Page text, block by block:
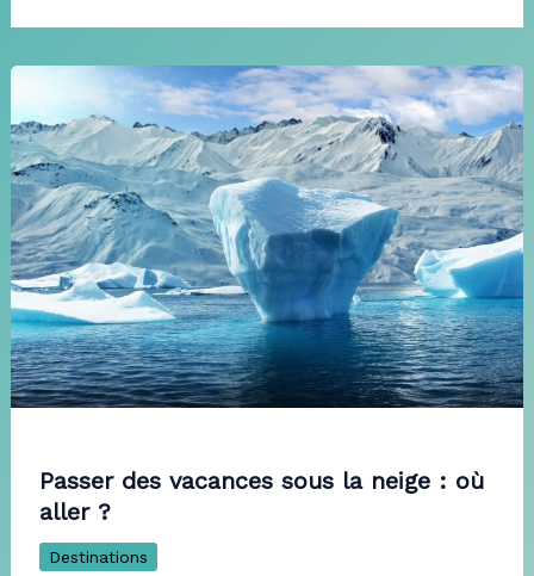
Passer des vacances sous la neige : où
aller ?
Destinations